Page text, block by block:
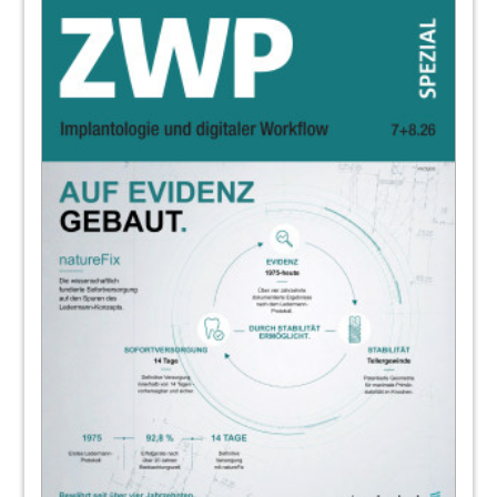
Alfred Hogeback
18Kein Stress bei der Begehung – Dentale
Prozessvalidierung
Doreen Broich
Fit für Hygiene, QM und Dokumentation an
einem Tag
Redaktion
21Plandent mit neuer Website zum
Hygienekreislauf
Hautverträglicher und atemkomfortabler
Mund-Nasen-Schutz
Plattformunabhängig und intuitiv: Die
Revolution in der Zahnarztpraxis